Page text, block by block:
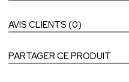
AVIS CLIENTS (0)
PARTAGER CE PRODUIT